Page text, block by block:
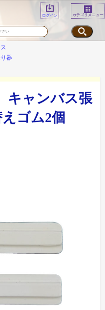
ログイン カテゴリメニュー
器
ャンバス張
えゴム2個